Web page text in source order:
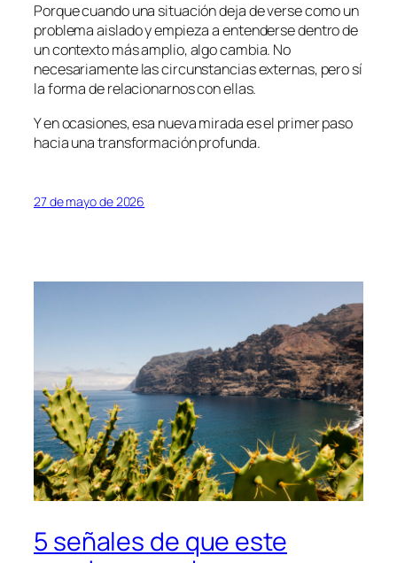
Porque cuando una situación deja de verse como un
problema aislado y empieza a entenderse dentro de
un contexto más amplio, algo cambia. No
necesariamente las circunstancias externas, pero sí
la forma de relacionarnos con ellas.
Y en ocasiones, esa nueva mirada es el primer paso
hacia una transformación profunda.
27 de mayo de 2026
5 señales de que este